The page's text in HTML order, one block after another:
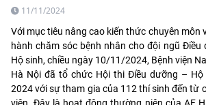
11/11/2024
Với mục tiêu nâng cao kiến thức chuyên môn
hành chăm sóc bệnh nhân cho đội ngũ Điều
Hộ sinh, chiều ngày 10/11/2024, Bệnh viện
Hà Nội đã tổ chức Hội thi Điều dưỡng –
2024 với sự tham gia của 112 thí sinh đến từ
viện. Đây là hoạt động thường niên của AF